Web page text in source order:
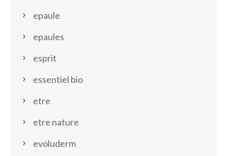
epaule
epaules
esprit
essentiel bio
etre
etre nature
evoluderm